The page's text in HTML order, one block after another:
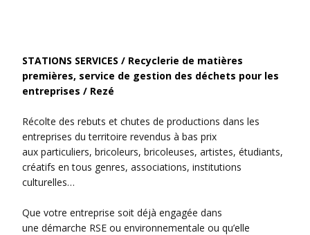
STATIONS SERVICES / Recyclerie de matières
premières, service de gestion des déchets pour les
entreprises / Rezé
Récolte des rebuts et chutes de productions dans les
entreprises du territoire revendus à bas prix
aux particuliers, bricoleurs, bricoleuses, artistes, étudiants,
créatifs en tous genres, associations, institutions
culturelles…
Que votre entreprise soit déjà engagée dans
une démarche RSE ou environnementale ou qu’elle